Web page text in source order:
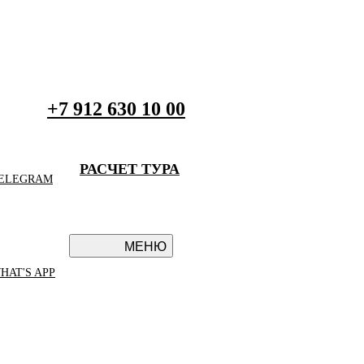
+7 912 630 10 00
РАСЧЕТ ТУРА
МЕНЮ
APP